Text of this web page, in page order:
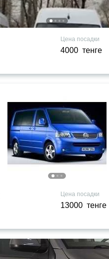
Цена посадки
4000 тенге
Цена посадки
13000 тенге